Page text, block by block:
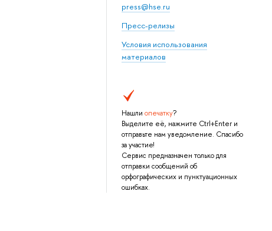
press@hse.ru
Пресс-релизы
Условия использования
материалов
Нашли опечатку?
Выделите её, нажмите Ctrl+Enter и
отправьте нам уведомление. Спасибо
за участие!
Сервис предназначен только для
отправки сообщений об
орфографических и пунктуационных
ошибках.